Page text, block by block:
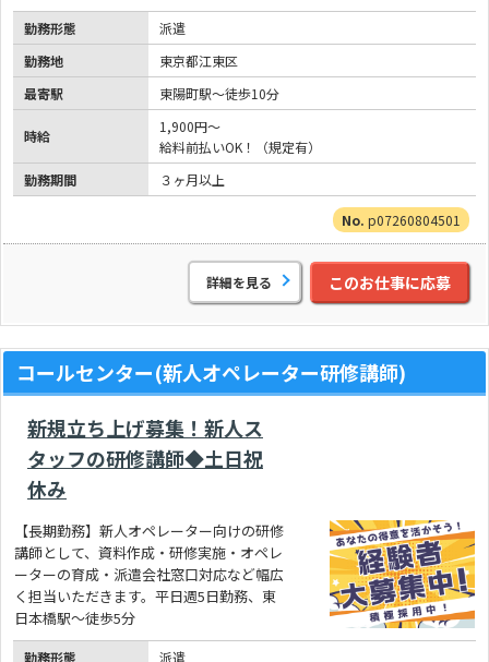
勤務形態
派遣
勤務地
東京都江東区
最寄駅
東陽町駅～徒歩10分
時給
1,900円～
給料前払いOK！（規定有）
勤務期間
３ヶ月以上
p07260804501
詳細を見る このお仕事に応募
コールセンター(新人オペレーター研修講師)
新規立ち上げ募集！新人ス
タッフの研修講師◆土日祝
休み
【長期勤務】新人オペレーター向けの研修
講師として、資料作成・研修実施・オペレ
ーターの育成・派遣会社窓口対応など幅広
く担当いただきます。平日週5日勤務、東
日本橋駅～徒歩5分
勤務形態 派遣